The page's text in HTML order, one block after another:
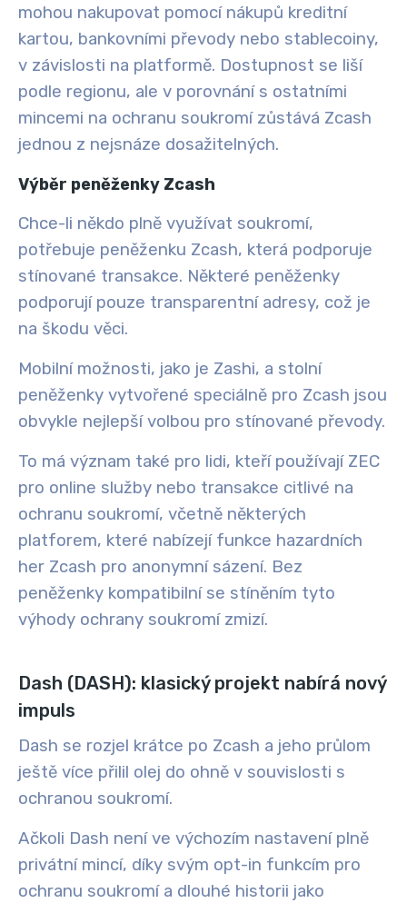
mohou nakupovat pomocí nákupů kreditní
kartou, bankovními převody nebo stablecoiny,
v závislosti na platformě. Dostupnost se liší
podle regionu, ale v porovnání s ostatními
mincemi na ochranu soukromí zůstává Zcash
jednou z nejsnáze dosažitelných.
Výběr peněženky Zcash
Chce-li někdo plně využívat soukromí,
potřebuje peněženku Zcash, která podporuje
stínované transakce. Některé peněženky
podporují pouze transparentní adresy, což je
na škodu věci.
Mobilní možnosti, jako je Zashi, a stolní
peněženky vytvořené speciálně pro Zcash jsou
obvykle nejlepší volbou pro stínované převody.
To má význam také pro lidi, kteří používají ZEC
pro online služby nebo transakce citlivé na
ochranu soukromí, včetně některých
platforem, které nabízejí funkce hazardních
her Zcash pro anonymní sázení. Bez
peněženky kompatibilní se stíněním tyto
výhody ochrany soukromí zmizí.
Dash (DASH): klasický projekt nabírá nový
impuls
Dash se rozjel krátce po Zcash a jeho průlom
ještě více přilil olej do ohně v souvislosti s
ochranou soukromí.
Ačkoli Dash není ve výchozím nastavení plně
privátní mincí, díky svým opt-in funkcím pro
ochranu soukromí a dlouhé historii jako